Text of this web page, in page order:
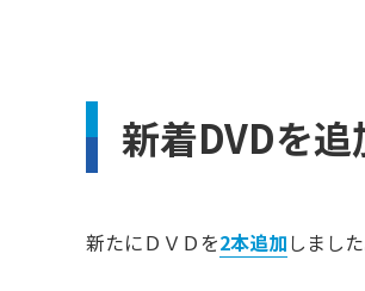
新着DVDを
新たにＤＶＤを2本追加しました